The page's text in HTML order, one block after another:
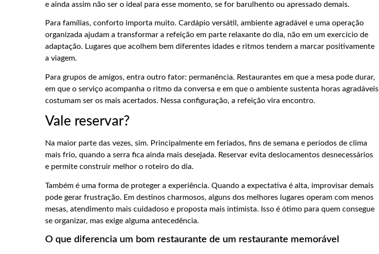
e ainda assim não ser o ideal para esse momento, se for barulhento ou apressado demais.
Para famílias, conforto importa muito. Cardápio versátil, ambiente agradável e uma operação
organizada ajudam a transformar a refeição em parte relaxante do dia, não em um exercício de
adaptação. Lugares que acolhem bem diferentes idades e ritmos tendem a marcar positivamente
a viagem.
Para grupos de amigos, entra outro fator: permanência. Restaurantes em que a mesa pode durar,
em que o serviço acompanha o ritmo da conversa e em que o ambiente sustenta horas agradáveis
costumam ser os mais acertados. Nessa configuração, a refeição vira encontro.
Vale reservar?
Na maior parte das vezes, sim. Principalmente em feriados, fins de semana e períodos de clima
mais frio, quando a serra fica ainda mais desejada. Reservar evita deslocamentos desnecessários
e permite construir melhor o roteiro do dia.
Também é uma forma de proteger a experiência. Quando a expectativa é alta, improvisar demais
pode gerar frustração. Em destinos charmosos, alguns dos melhores lugares operam com menos
mesas, atendimento mais cuidadoso e proposta mais intimista. Isso é ótimo para quem consegue
se organizar, mas exige alguma antecedência.
O que diferencia um bom restaurante de um restaurante memorável